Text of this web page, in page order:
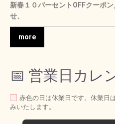
新春１０パーセントOFFクーポ
せ、
more
📅 営業日カレ
赤色の日は休業日です。休業日
みいたします。